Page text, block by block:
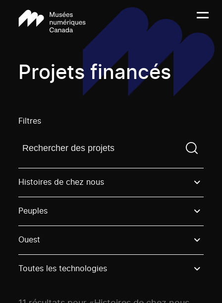
Projets financés
Filtres
Trouvez un projetVous devez saisir un terme de
Histoires de chez nous
Peuples
Ouest
Toutes les technologies